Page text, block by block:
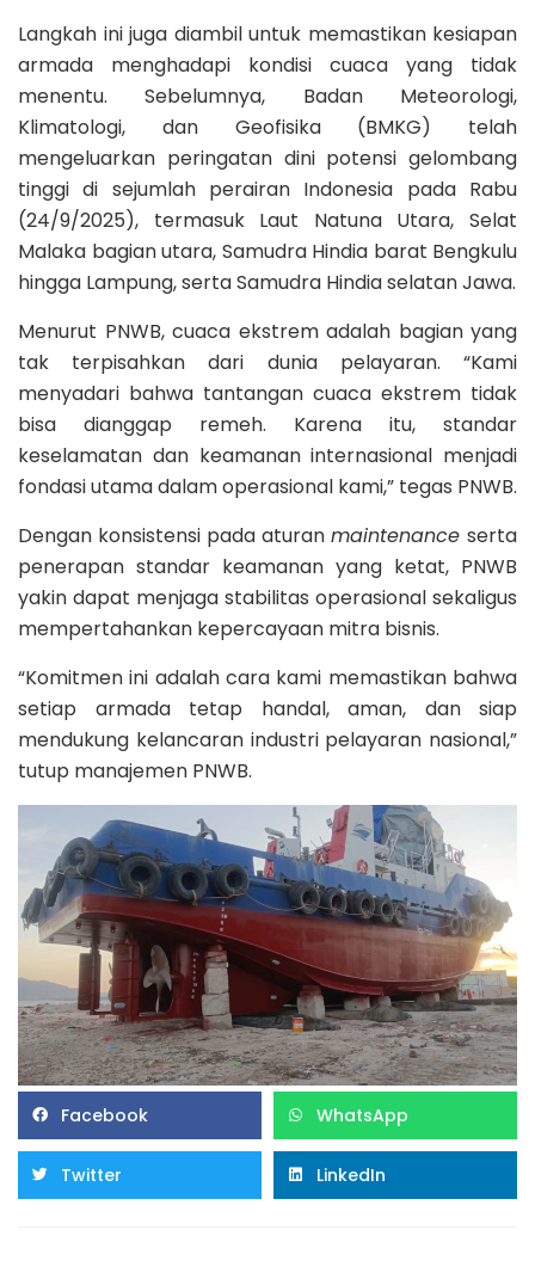
Langkah ini juga diambil untuk memastikan kesiapan
armada menghadapi kondisi cuaca yang tidak
menentu. Sebelumnya, Badan Meteorologi,
Klimatologi, dan Geofisika (BMKG) telah
mengeluarkan peringatan dini potensi gelombang
tinggi di sejumlah perairan Indonesia pada Rabu
(24/9/2025), termasuk Laut Natuna Utara, Selat
Malaka bagian utara, Samudra Hindia barat Bengkulu
hingga Lampung, serta Samudra Hindia selatan Jawa.
Menurut PNWB, cuaca ekstrem adalah bagian yang
tak terpisahkan dari dunia pelayaran. “Kami
menyadari bahwa tantangan cuaca ekstrem tidak
bisa dianggap remeh. Karena itu, standar
keselamatan dan keamanan internasional menjadi
fondasi utama dalam operasional kami,” tegas PNWB.
Dengan konsistensi pada aturan maintenance serta
penerapan standar keamanan yang ketat, PNWB
yakin dapat menjaga stabilitas operasional sekaligus
mempertahankan kepercayaan mitra bisnis.
“Komitmen ini adalah cara kami memastikan bahwa
setiap armada tetap handal, aman, dan siap
mendukung kelancaran industri pelayaran nasional,”
tutup manajemen PNWB.
Facebook WhatsApp
Twitter LinkedIn